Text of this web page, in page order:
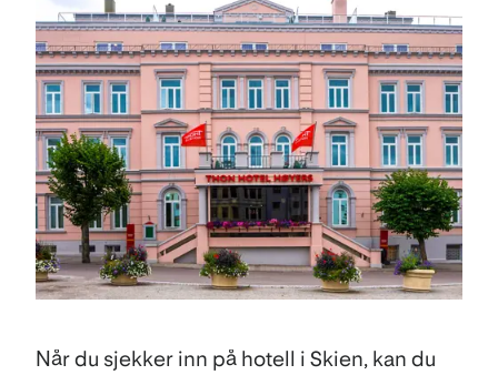
Når du sjekker inn på hotell i Skien, kan du